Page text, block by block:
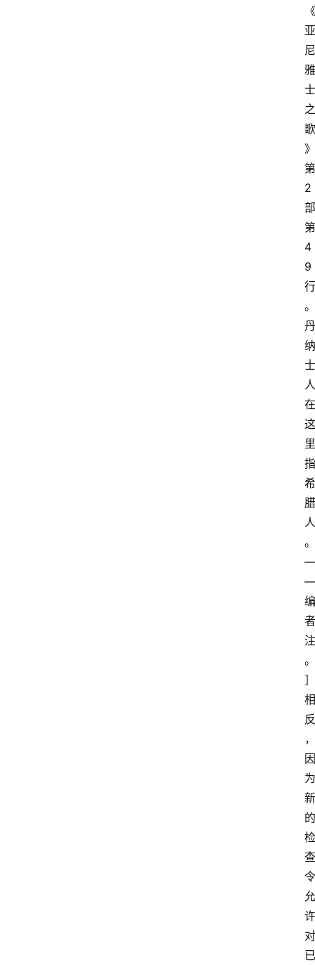
《
亚
尼
雅
士
之
歌
》
第
2
部
第
4
9
行
。
丹
纳
士
人
在
这
里
指
希
腊
人
。
—
—
编
者
注
。
］
相
反
，
因
为
新
的
检
查
令
允
许
对
已